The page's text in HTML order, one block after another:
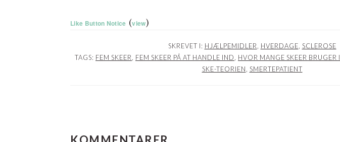
Like Button Notice (view)
SKREVET I: HJÆLPEMIDLER HVERDAGE SCLEROSE
TAGS: FEM SKEER FEM SKEER PÅ AT HANDLE IND HVOR MANGE SKEER BRUGER I
SKE-TEORIEN
SMERTEPATIENT